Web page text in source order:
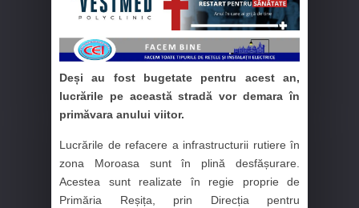
Deși au fost bugetate pentru acest an,
lucrările pe această stradă vor demara în
primăvara anului viitor.
Lucrările de refacere a infrastructurii rutiere în
zona Moroasa sunt în plină desfășurare.
Acestea sunt realizate în regie proprie de
Primăria Reșița, prin Direcția pentru